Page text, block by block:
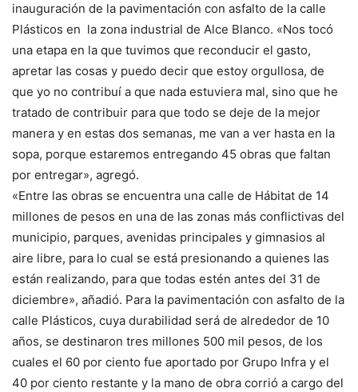
inauguración de la pavimentación con asfalto de la calle
Plásticos en la zona industrial de Alce Blanco. «Nos tocó
una etapa en la que tuvimos que reconducir el gasto,
apretar las cosas y puedo decir que estoy orgullosa, de
que yo no contribuí a que nada estuviera mal, sino que he
tratado de contribuir para que todo se deje de la mejor
manera y en estas dos semanas, me van a ver hasta en la
sopa, porque estaremos entregando 45 obras que faltan
por entregar», agregó.
«Entre las obras se encuentra una calle de Hábitat de 14
millones de pesos en una de las zonas más conflictivas del
municipio, parques, avenidas principales y gimnasios al
aire libre, para lo cual se está presionando a quienes las
están realizando, para que todas estén antes del 31 de
diciembre», añadió. Para la pavimentación con asfalto de la
calle Plásticos, cuya durabilidad será de alrededor de 10
años, se destinaron tres millones 500 mil pesos, de los
cuales el 60 por ciento fue aportado por Grupo Infra y el
40 por ciento restante y la mano de obra corrió a cargo del